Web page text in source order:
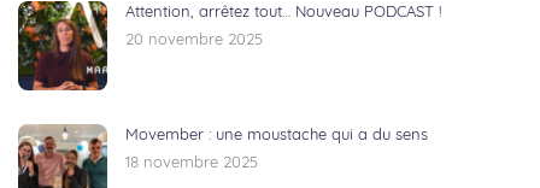
Attention, arrêtez tout… Nouveau PODCAST !
20 novembre 2025
Movember : une moustache qui a du sens
18 novembre 2025